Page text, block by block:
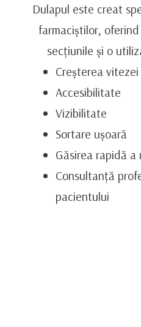
Dulapul este creat
farmaciștilor,
secțiunile și o
Creșterea
Accesibilitate
Vizibilitate
Sortare ușoară
Găsirea rapidă
Consultanță
pacientului